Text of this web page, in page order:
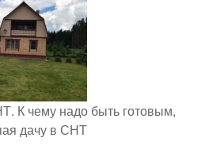
К чему надо быть готовым,
дачу в СНТ